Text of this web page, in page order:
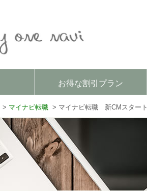
お得な割引プラン
マイナビ転職 マイナビ転職 新CMスタート